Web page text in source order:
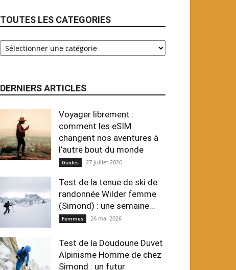
TOUTES LES CATEGORIES
DERNIERS ARTICLES
Voyager librement :
comment les eSIM
changent nos aventures à
l’autre bout du monde
Guides 27 juillet 2026
Test de la tenue de ski de
randonnée Wilder femme
(Simond) : une semaine...
Femmes 26 mai 2026
Test de la Doudoune Duvet
Alpinisme Homme de chez
Simond : un futur